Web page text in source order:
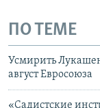
ПО ТЕМЕ
Усмирить
август Евросоюза
«Садистские